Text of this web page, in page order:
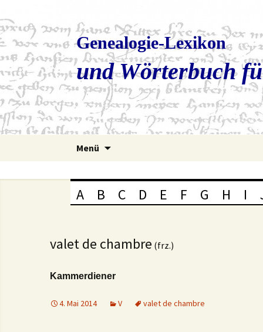
Genealogie-Lexikon
und Wörterbuch
Menü
A B C D E F G H I
valet de chambre (frz.)
Kammerdiener
4. Mai 2014 V valet de chambre